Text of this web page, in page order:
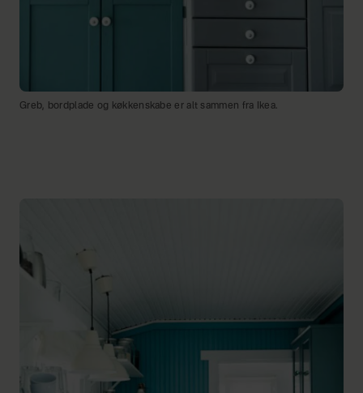
Greb, bordplade og køkkenskabe er alt sammen fra Ikea.